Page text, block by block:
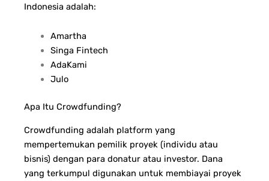
Indonesia adalah:
Amartha
Singa Fintech
AdaKami
Julo
Apa Itu Crowdfunding?
Crowdfunding adalah platform yang
mempertemukan pemilik proyek (individu atau
bisnis) dengan para donatur atau investor. Dana
yang terkumpul digunakan untuk membiayai proyek